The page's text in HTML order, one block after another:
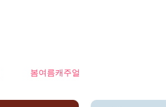
봄여름캐주얼